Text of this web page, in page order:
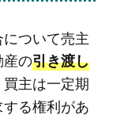
ついて売主
の引き渡し
主は一定期
る権利があ